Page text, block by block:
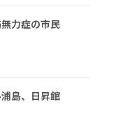
力症の市民
島、日昇館